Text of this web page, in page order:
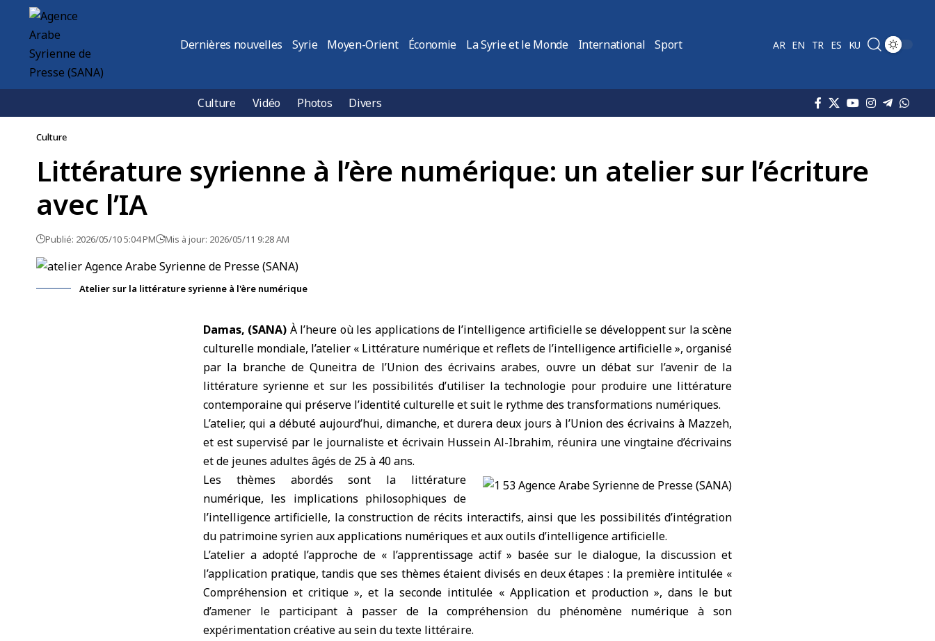
Dernières nouvelles Syrie Moyen-Orient Économie La Syrie et le Monde International Sport AR EN TR ES KU
Culture Vidéo Photos Divers
Culture
Littérature syrienne à l’ère numérique: un atelier sur l’écriture
avec l’IA
Publié: 2026/05/10 5:04 PM Mis à jour: 2026/05/11 9:28 AM
Atelier sur la littérature syrienne à l'ère numérique
Damas, (SANA) À l’heure où les applications de l’intelligence artificiellese développent sur la scène
culturelle mondiale, l’atelier « Littérature numérique et reflets de l’intelligence artificielle », organisé
par la branche de Quneitra de l’Union des écrivains arabes, ouvre un débat sur l’avenir de la
littérature syrienneet sur les possibilités d’utiliser la technologie pour produire une littérature
contemporaine qui préserve l’identité culturelle et suit le rythme des transformations numériques.
L’atelier, qui a débuté aujourd’hui, dimanche, et durera deux jours à l’Union des écrivains à Mazzeh,
et est supervisé par le journaliste et écrivain Hussein Al-Ibrahim, réunira une vingtaine d’écrivains
et de jeunes adultes âgés de 25 à 40 ans.
Les thèmes abordés sont la littérature
numérique, les implications philosophiques de
l’intelligence artificielle, la construction de récits interactifs, ainsi que les possibilités d’intégration
du patrimoine syrien aux applications numériques et aux outils d’intelligence artificielle.
L’atelier a adopté l’approche de « l’apprentissage actif » basée sur le dialogue, la discussion et
l’application pratique, tandis que ses thèmes étaient divisés en deux étapes : la première intitulée «
Compréhension et critique », et la seconde intitulée « Application et production », dans le but
d’amener le participant à passer de la compréhension du phénomène numérique à son
expérimentation créative au sein du texte littéraire.